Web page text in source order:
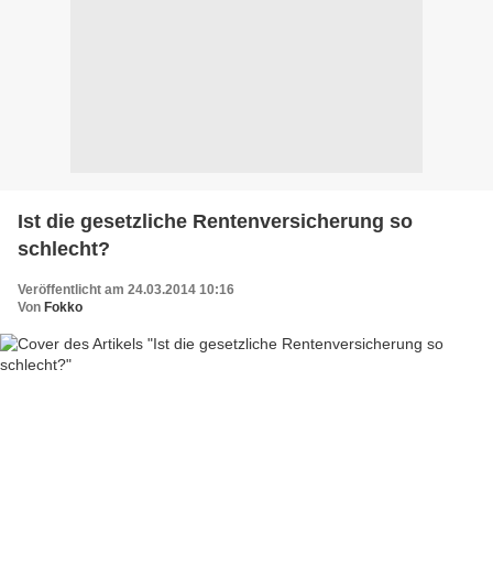
Ist die gesetzliche Rentenversicherung so
schlecht?
Veröffentlicht am 24.03.2014 10:16
Von Fokko